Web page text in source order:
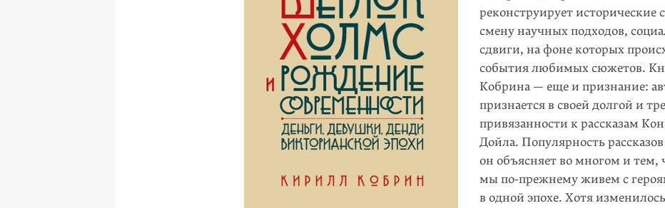
реконструирует исторические
смену научных подходов,
сдвиги, на фоне которых
события любимых сюжетов.
Кобрина — еще и признание:
признается в своей долгой и
привязанности к рассказам
Дойла. Популярность рассказов
он объясняет во многом и тем,
мы по‑прежнему живем с
в одной эпохе. Хотя